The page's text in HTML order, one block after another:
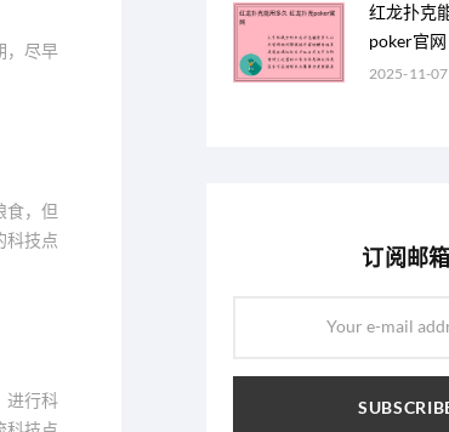
，尽早
食，但
科技点
进行科
红龙扑克
poker官网
2025-11-
订阅邮箱
Your e-mail